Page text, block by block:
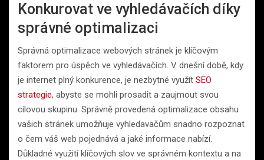
Konkurovat ve vyhledávačích díky
správné optimalizaci
Správná optimalizace webových stránek je klíčovým
faktorem pro úspěch ve vyhledávačích. V dnešní době, kdy
je internet plný konkurence, je nezbytné využít SEO
strategie, abyste se mohli prosadit a zaujmout svou
cílovou skupinu. Správně provedená optimalizace obsahu
vašich stránek umožňuje vyhledavačům snadno rozpoznat
o čem váš web pojednává a jaké informace nabízí.
Důkladné využití klíčových slov ve správném kontextu a na